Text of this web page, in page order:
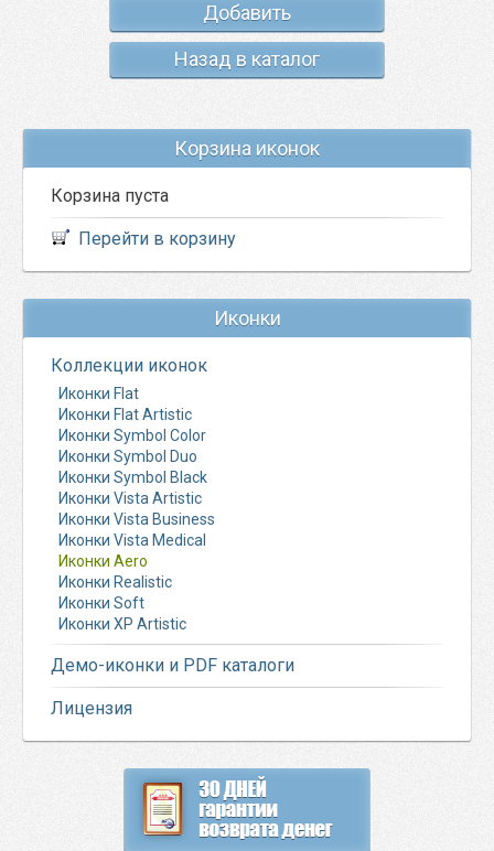
Добавить
Назад в каталог
Корзина иконок
Корзина пуста
Перейти в корзину
Иконки
Коллекции иконок
Иконки Flat
Иконки Flat Artistic
Иконки Symbol Color
Иконки Symbol Duo
Иконки Symbol Black
Иконки Vista Artistic
Иконки Vista Business
Иконки Vista Medical
Иконки Aero
Иконки Realistic
Иконки Soft
Иконки XP Artistic
Демо-иконки и PDF каталоги
Лицензия